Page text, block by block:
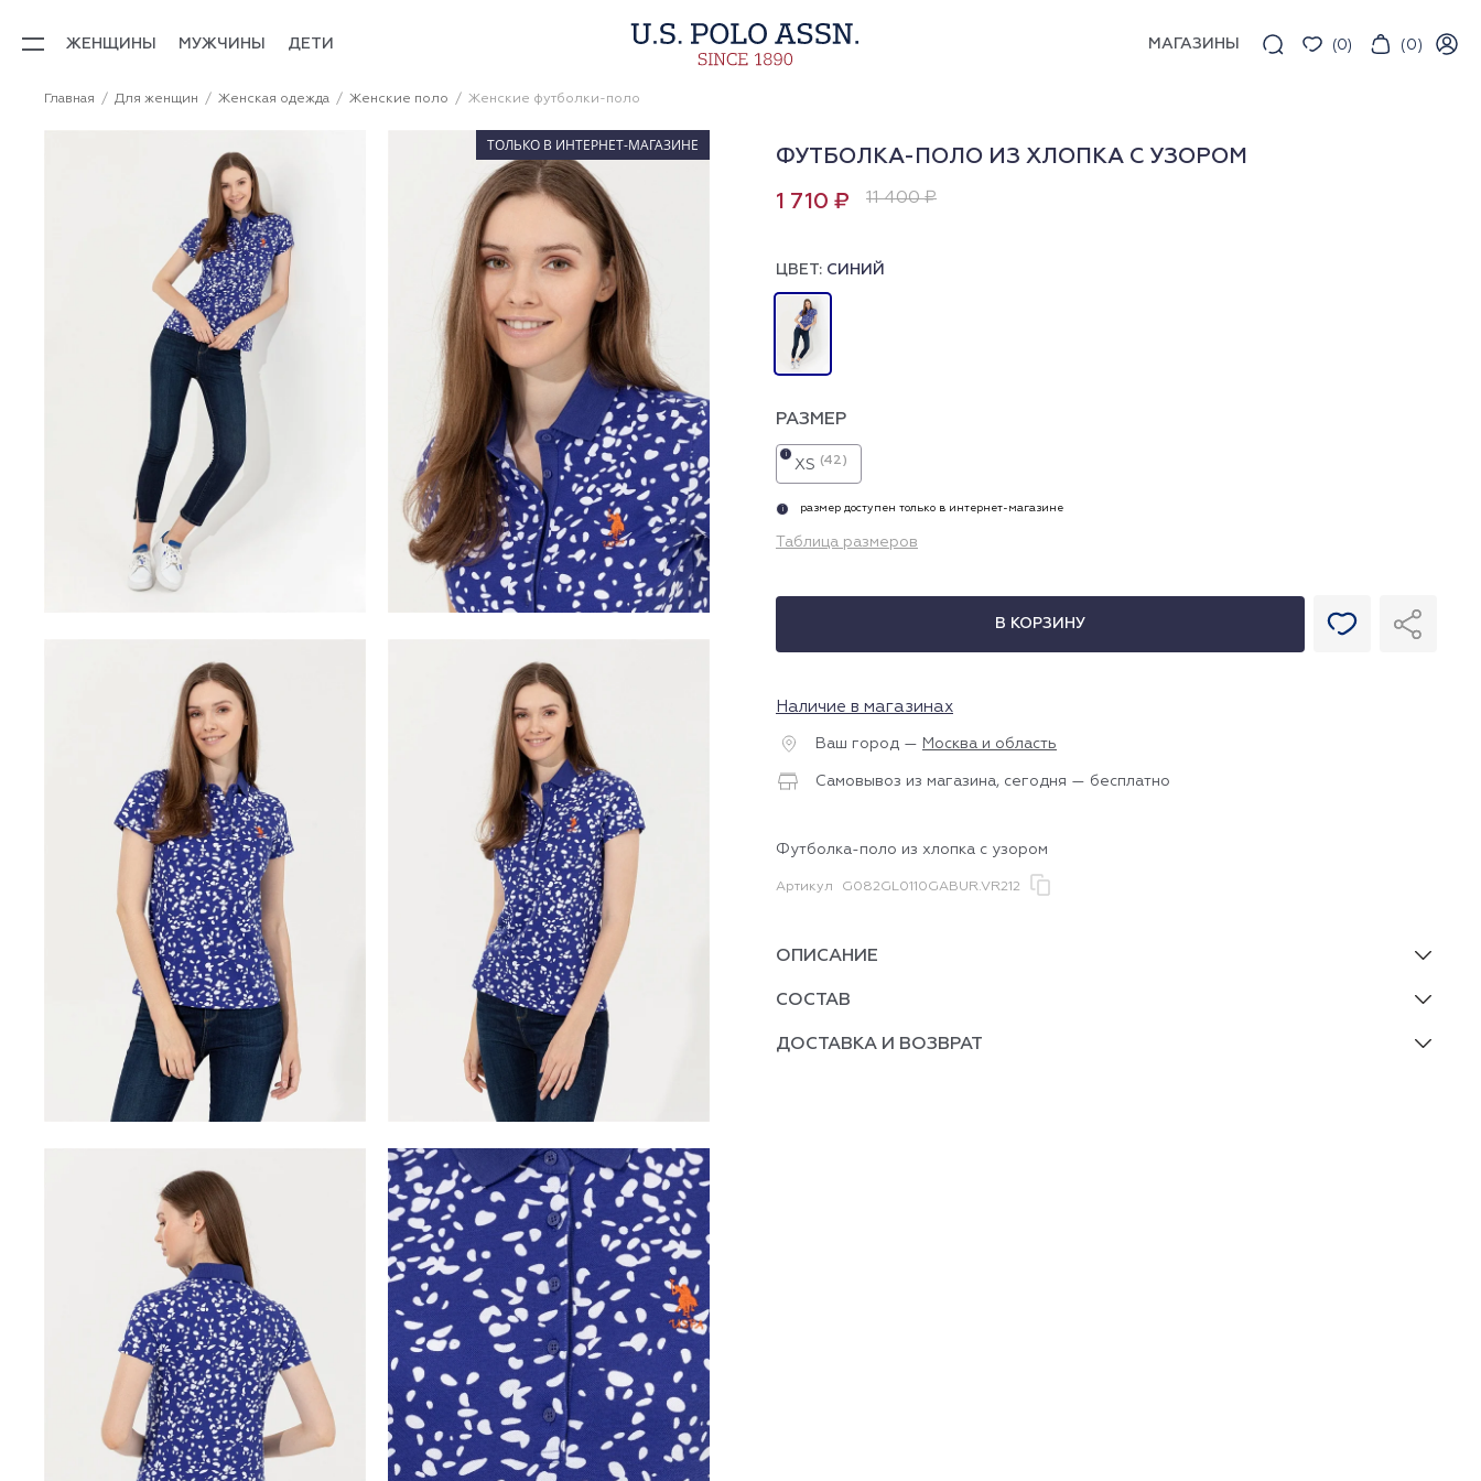
ЖЕНЩИНЫ МУЖЧИНЫ ДЕТИ МАГАЗИНЫ (0) (0)
Главная Для женщин Женская одежда Женские поло Женские футболки-поло
ТОЛЬКО В ИНТЕРНЕТ-МАГАЗИНЕ
ФУТБОЛКА-ПОЛО ИЗ ХЛОПКА С УЗОРОМ
1 710 ₽ 11 400 ₽
ЦВЕТ: СИНИЙ
РАЗМЕР
XS (42)
i
i размер доступен только в интернет-магазине
Таблица размеров
В КОРЗИНУ
Наличие в магазинах
Ваш город — Москва и область
Самовывоз из магазина, сегодня — бесплатно
Футболка-поло из хлопка с узором
Артикул G082GL0110GABUR.VR212
ОПИСАНИЕ
СОСТАВ
ДОСТАВКА И ВОЗВРАТ